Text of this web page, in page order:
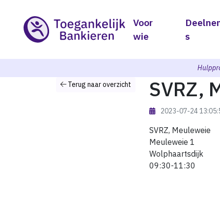
Voor
wie
s
Terug naar overzicht
SVRZ,
2023-07-24
SVRZ, Meuleweie
Meuleweie 1
Wolphaartsdijk
09:30-11:30